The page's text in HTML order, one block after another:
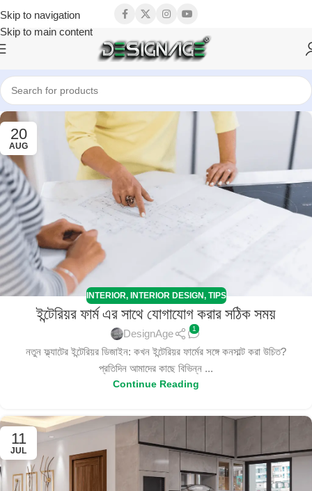
Skip to navigation
Skip to main content
20
AUG
INTERIOR, INTERIOR DESIGN, TIPS
ইন্টেরিয়র ফার্ম এর সাথে যোগাযোগ করার সঠিক সময়
DesignAge 1
নতুন ফ্ল্যাটের ইন্টেরিয়র ডিজাইন: কখন ইন্টেরিয়র ফার্মের সঙ্গে কনসাল্ট করা উচিত?
প্রতিদিন আমাদের কাছে বিভিন্ন ...
Continue Reading
11
JUL